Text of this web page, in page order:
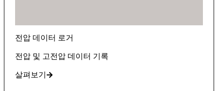
전압 데이터 로거
전압 및 고전압 데이터 기록
살펴보기